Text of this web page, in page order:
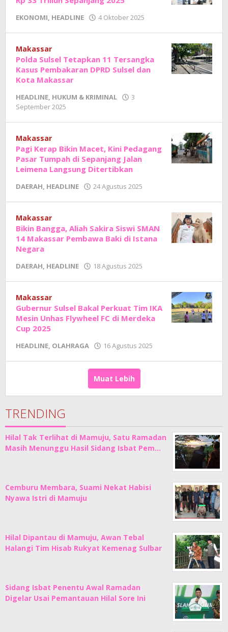
EKONOMI, HEADLINE 4 Oktober 2025
Junaedi
Makassar
Polda Sulsel Tetapkan 11 Tersangka
Kasus Pembakaran DPRD Sulsel dan
Kota Makassar
HEADLINE, HUKUM & KRIMINAL
3
September 2025
Junaedi
Makassar
Pagi Kerap Bikin Macet, Kini Pedagang
Pasar Tumpah di Sepanjang Jalan
Leimena Langsung Ditertibkan
DAERAH, HEADLINE 24 Agustus 2025
Junaedi
Makassar
Bikin Bangga, Aliah Sakira Siswi SMAN
14 Makassar Pembawa Baki di Istana
Negara
DAERAH, HEADLINE 18 Agustus 2025
Junaedi
Makassar
Gubernur Sulsel Bakal Perkuat Tim IKA
Mesin Unhas Flywheel FC di Merdeka
Cup 2025
HEADLINE, OLAHRAGA 16 Agustus 2025
Junaedi
Muat Lebih
TRENDING
Hilal Tak Terlihat di Mamuju, Satu Ramadan
Masih Menunggu Hasil Sidang Isbat Pem…
Cemburu Membara, Suami Nekat Habisi
Nyawa Istri di Mamuju
Hilal Dipantau di Mamuju, Awan Tebal
Halangi Tim Hisab Rukyat Kemenag Sulbar
Sidang Isbat Penentu Awal Ramadan
Digelar Usai Pemantauan Hilal Sore Ini